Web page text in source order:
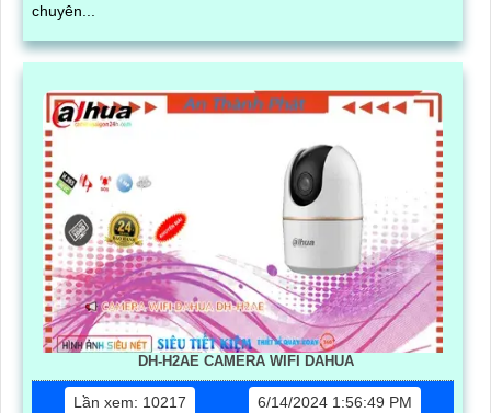
chuyên...
DH-H2AE CAMERA WIFI DAHUA
Lần xem: 10217
6/14/2024 1:56:49 PM